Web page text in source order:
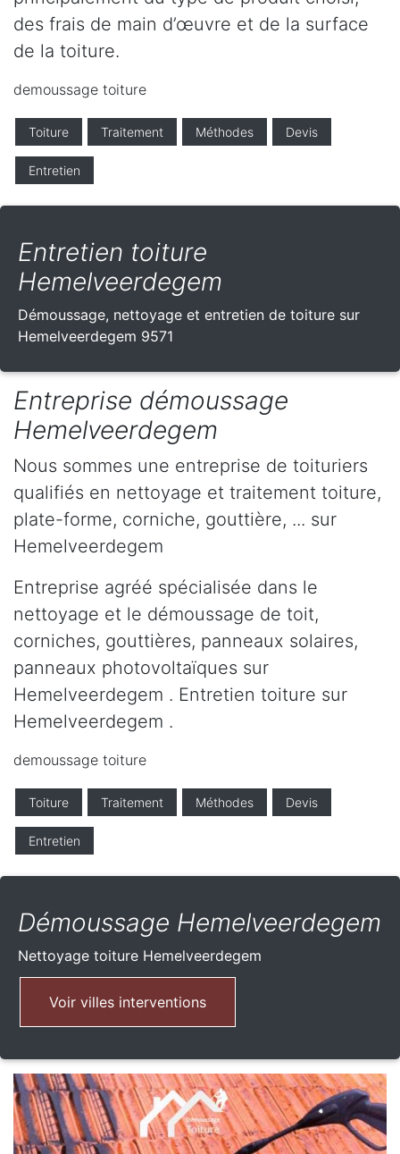
des frais de main d’œuvre et de la surface
de la toiture.
demoussage toiture
Toiture Traitement Méthodes Devis
Entretien
Entretien toiture
Hemelveerdegem
Démoussage, nettoyage et entretien de toiture sur
Hemelveerdegem 9571
Entreprise démoussage
Hemelveerdegem
Nous sommes une entreprise de toituriers
qualifiés en nettoyage et traitement toiture,
plate-forme, corniche, gouttière, ... sur
Hemelveerdegem
Entreprise agréé spécialisée dans le
nettoyage et le démoussage de toit,
corniches, gouttières, panneaux solaires,
panneaux photovoltaïques sur
Hemelveerdegem . Entretien toiture sur
Hemelveerdegem .
demoussage toiture
Toiture Traitement Méthodes Devis
Entretien
Démoussage Hemelveerdegem
Nettoyage toiture Hemelveerdegem
Voir villes interventions